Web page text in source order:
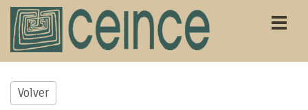
Volver